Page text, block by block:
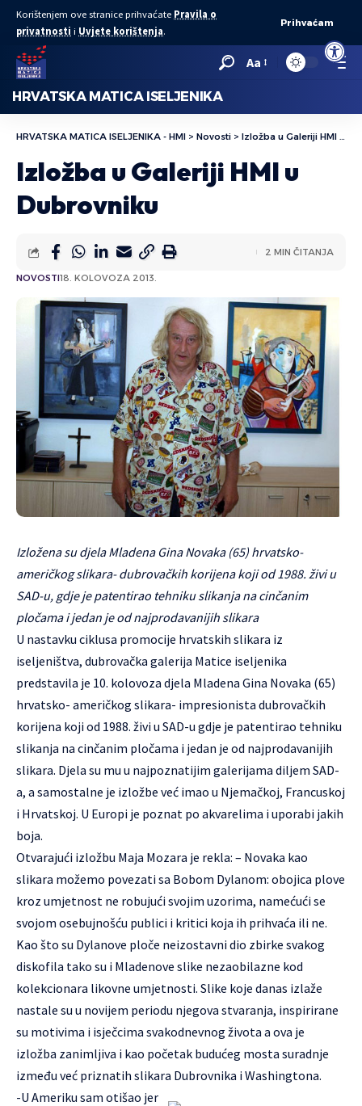
Open
Korištenjem ove stranice prihvaćate Pravila o
privatnosti i Uvjete korištenja.
Prihvaćam
Aa
HRVATSKA MATICA ISELJENIKA
HRVATSKA MATICA ISELJENIKA - HMI > Novosti > Izložba u Galeriji HMI u Dubrovniku
Izložba u Galeriji HMI u
Dubrovniku
NOVOSTI18. KOLOVOZA 2013.
2 MIN ČITANJA
Izložena su djela Mladena Gina Novaka (65) hrvatsko-
američkog slikara- dubrovačkih korijena koji od 1988. živi u
SAD-u, gdje je patentirao tehniku slikanja na cinčanim
pločama i jedan je od najprodavanijih slikara
U nastavku ciklusa promocije hrvatskih slikara iz
iseljeništva, dubrovačka galerija Matice iseljenika
predstavila je 10. kolovoza djela Mladena Gina Novaka (65)
hrvatsko- američkog slikara- impresionista dubrovačkih
korijena koji od 1988. živi u SAD-u gdje je patentirao tehniku
slikanja na cinčanim pločama i jedan je od najprodavanijih
slikara. Djela su mu u najpoznatijim galerijama diljem SAD-
a, a samostalne je izložbe već imao u Njemačkoj, Francuskoj
i Hrvatskoj. U Europi je poznat po akvarelima i uporabi jakih
boja.
Otvarajući izložbu Maja Mozara je rekla: – Novaka kao
slikara možemo povezati sa Bobom Dylanom: obojica plove
kroz umjetnost ne robujući svojim uzorima, namećući se
svojom osebujnošću publici i kritici koja ih prihvaća ili ne.
Kao što su Dylanove ploče neizostavni dio zbirke svakog
diskofila tako su i Mladenove slike nezaobilazne kod
kolekcionara likovne umjetnosti. Slike koje danas izlaže
nastale su u novijem periodu njegova stvaranja, inspirirane
su motivima i isječcima svakodnevnog života a ova je
izložba zanimljiva i kao početak budućeg mosta suradnje
između već priznatih slikara Dubrovnika i Washingtona.
-U Ameriku sam otišao jer